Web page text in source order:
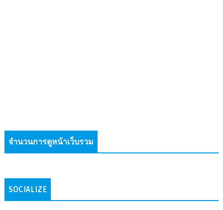
จำนวนการดูหน้าเว็บรวม
SOCIALIZE